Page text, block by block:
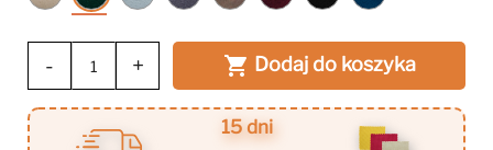
(Fuegozielonyszary (Fuego(Jasmineczerwony
20)
(Kronos(Kronos
- +  Dodaj do koszyka
15 dni